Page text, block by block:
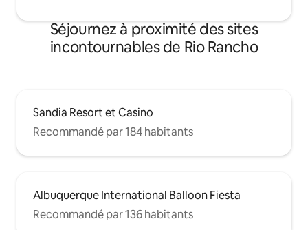
Séjournez à proximité des sites
incontournables de Rio Rancho
Sandia Resort et Casino
Recommandé par 184 habitants
Albuquerque International Balloon Fiesta
Recommandé par 136 habitants